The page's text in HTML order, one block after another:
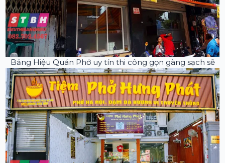
Bảng Hiệu Quán Phở uy tín thi công gọn gàng sạch sẽ